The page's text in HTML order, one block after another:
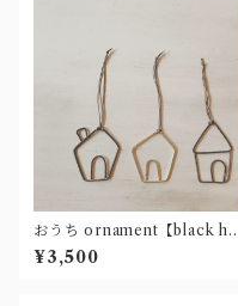
おうち ornament【black ho
use】
¥3,500